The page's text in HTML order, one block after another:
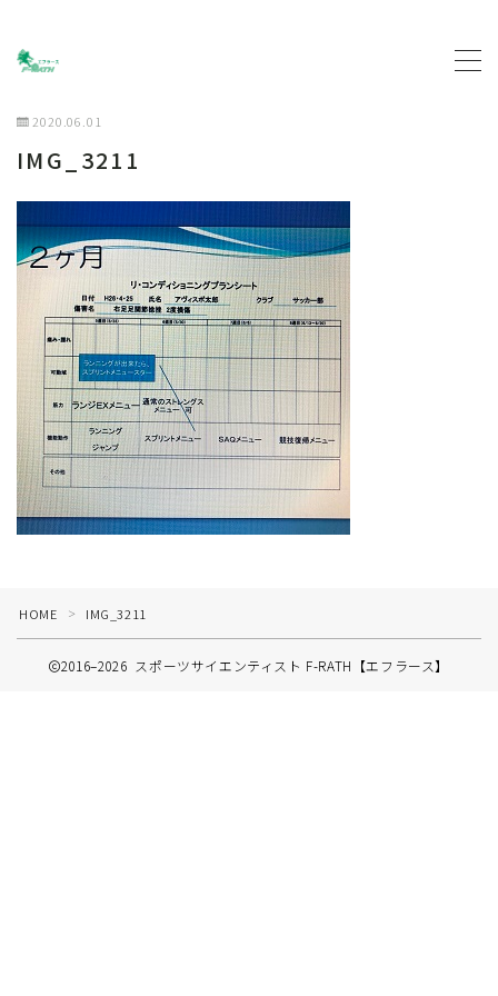
MENU
トップページ
主な活動について
契約企業について
お問い合わせ
ブログ
2020.06.01
IMG_3211
HOME ＞ IMG_3211
2016–2026 スポーツサイエンティスト F-RATH【エフラース】